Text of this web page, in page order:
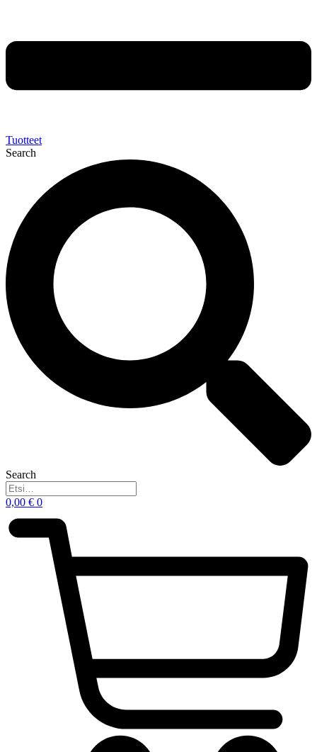
Tuotteet
Search
Search
0,00 € 0